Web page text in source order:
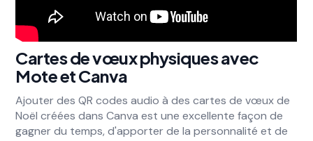
Cartes de vœux physiques avec
Mote et Canva
Ajouter des QR codes audio à des cartes de vœux de
Noël créées dans Canva est une excellente façon de
gagner du temps, d'apporter de la personnalité et de